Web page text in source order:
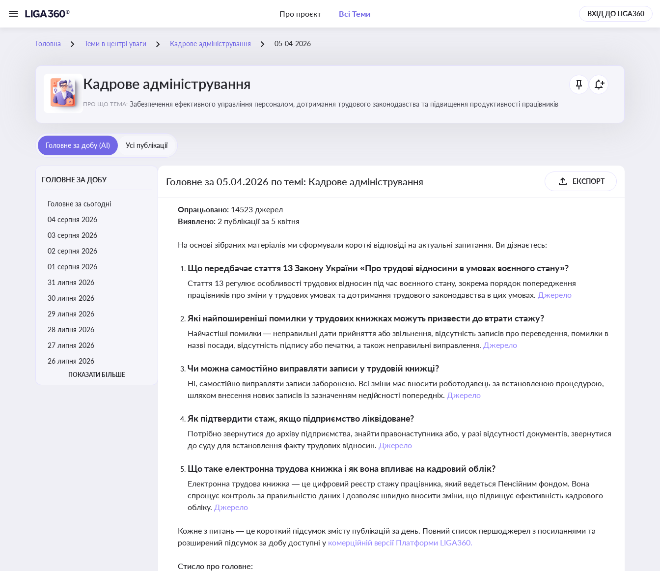
Про проєкт Всі Теми ВХІД ДО LIGA360
Головна Теми в центрі уваги Кадрове адміністрування 05-04-2026
Кадрове адміністрування
ПРО ЩО ТЕМА: Забезпечення ефективного управління персоналом, дотримання трудового законодавства та підвищення продуктивності працівників
Головне за добу (AI) Усі публікації
ГОЛОВНЕ ЗА ДОБУ
Головне за сьогодні
04 серпня 2026
03 серпня 2026
02 серпня 2026
01 серпня 2026
31 липня 2026
30 липня 2026
29 липня 2026
28 липня 2026
27 липня 2026
26 липня 2026
ПОКАЗАТИ БІЛЬШЕ
Головне за 05.04.2026 по темі: Кадрове адміністрування ЕКСПОРТ
Опрацьовано: 14523 джерел
Виявлено: 2 публікації за 5 квітня
На основі зібраних матеріалів ми сформували короткі відповіді на актуальні запитання. Ви дізнаєтесь:
Що передбачає стаття 13 Закону України «Про трудові відносини в умовах воєнного стану»?
Стаття 13 регулює особливості трудових відносин під час воєнного стану, зокрема порядок попередження
працівників про зміни у трудових умовах та дотримання трудового законодавства в цих умовах. Джерело
Які найпоширеніші помилки у трудових книжках можуть призвести до втрати стажу?
Найчастіші помилки — неправильні дати прийняття або звільнення, відсутність записів про переведення, помилки в
назві посади, відсутність підпису або печатки, а також неправильні виправлення. Джерело
Чи можна самостійно виправляти записи у трудовій книжці?
Ні, самостійно виправляти записи заборонено. Всі зміни має вносити роботодавець за встановленою процедурою,
шляхом внесення нових записів із зазначенням недійсності попередніх. Джерело
Як підтвердити стаж, якщо підприємство ліквідоване?
Потрібно звернутися до архіву підприємства, знайти правонаступника або, у разі відсутності документів, звернутися
до суду для встановлення факту трудових відносин. Джерело
Що таке електронна трудова книжка і як вона впливає на кадровий облік?
Електронна трудова книжка — це цифровий реєстр стажу працівника, який ведеться Пенсійним фондом. Вона
спрощує контроль за правильністю даних і дозволяє швидко вносити зміни, що підвищує ефективність кадрового
обліку. Джерело
Кожне з питань — це короткий підсумок змісту публікацій за день. Повний список першоджерел з посиланнями та
розширений підсумок за добу доступні у комерційній версії Платформи LIGA360.
Стисло про головне: